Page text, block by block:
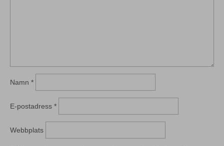
Namn *
E-postadress *
Webbplats